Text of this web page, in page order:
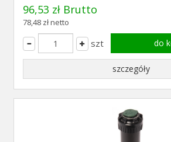
96,53 zł Brutto
78,48 zł netto
szt do
szczegóły